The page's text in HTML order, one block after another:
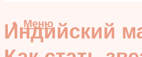
Меню
Индийский